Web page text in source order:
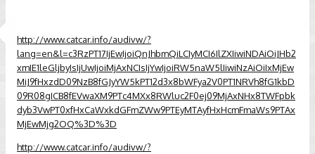
http://www.catcar.info/audivw/?
lang=en&l=c3RzPT17IjEwIjoiQnJhbmQiLCIyMCI6IlZXIiwiNDAiOiJHb2
xmIE1leGljbyIsIjUwIjoiMjAxNCIsIjYwIjoiRW5naW5lIiwiNzAiOiIxMjEw
MiJ9fHxzdD09NzB8fGJyYW5kPT12d3x8bWFya2V0PT1NRVh8fG1kbD
09R08gICB8fEVwaXM9PTc4MXx8RWluc2F0ej09MjAxNHx8TWFpbk
dyb3VwPT0xfHxCaWxkdGFmZWw9PTEyMTAyfHxHcmFmaWs9PTAx
MjEwMjg2OQ%3D%3D
http://www.catcar.info/audivw/?